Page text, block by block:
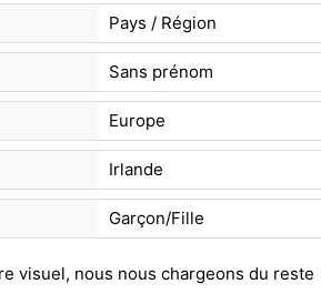
Pays / Région
Sans prénom
Europe
Irlande
Garçon/Fille